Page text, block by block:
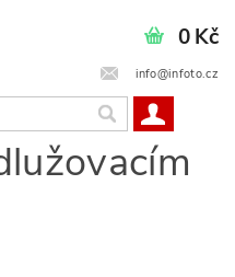
info@infoto.cz
0 Kč